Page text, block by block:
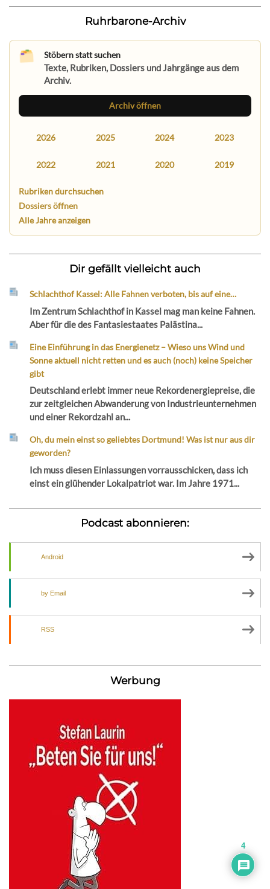
Ruhrbarone-Archiv
Stöbern statt suchen
Texte, Rubriken, Dossiers und Jahrgänge aus dem
Archiv.
Archiv öffnen
2026 2025 2024 2023
2022 2021 2020 2019
Rubriken durchsuchen
Dossiers öffnen
Alle Jahre anzeigen
Dir gefällt vielleicht auch
Schlachthof Kassel: Alle Fahnen verboten, bis auf eine…
Im Zentrum Schlachthof in Kassel mag man keine Fahnen.
Aber für die des Fantasiestaates Palästina...
Eine Einführung in das Energienetz – Wieso uns Wind und
Sonne aktuell nicht retten und es auch (noch) keine Speicher
gibt
Deutschland erlebt immer neue Rekordenergiepreise, die
zur zeitgleichen Abwanderung von Industrieunternehmen
und einer Rekordzahl an...
Oh, du mein einst so geliebtes Dortmund! Was ist nur aus dir
geworden?
Ich muss diesen Einlassungen vorrausschicken, dass ich
einst ein glühender Lokalpatriot war. Im Jahre 1971...
Podcast abonnieren:
Android
by Email
RSS
Werbung
4